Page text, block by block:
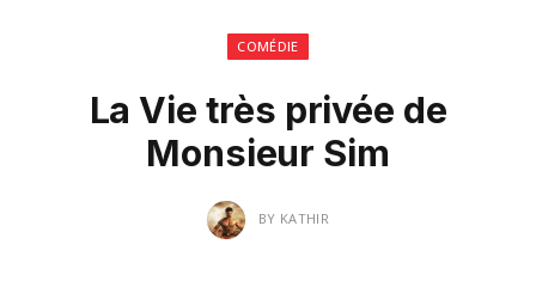
COMÉDIE
La Vie très privée de
Monsieur Sim
BY KATHIR